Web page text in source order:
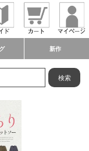
新作
検索